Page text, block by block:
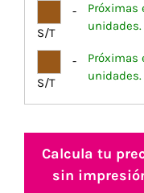
-
S/T
Próximas
unidades.
-
S/T
Próximas
unidades.
Calcula tu
sin